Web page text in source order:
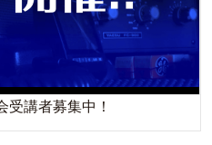
受講者募集中！